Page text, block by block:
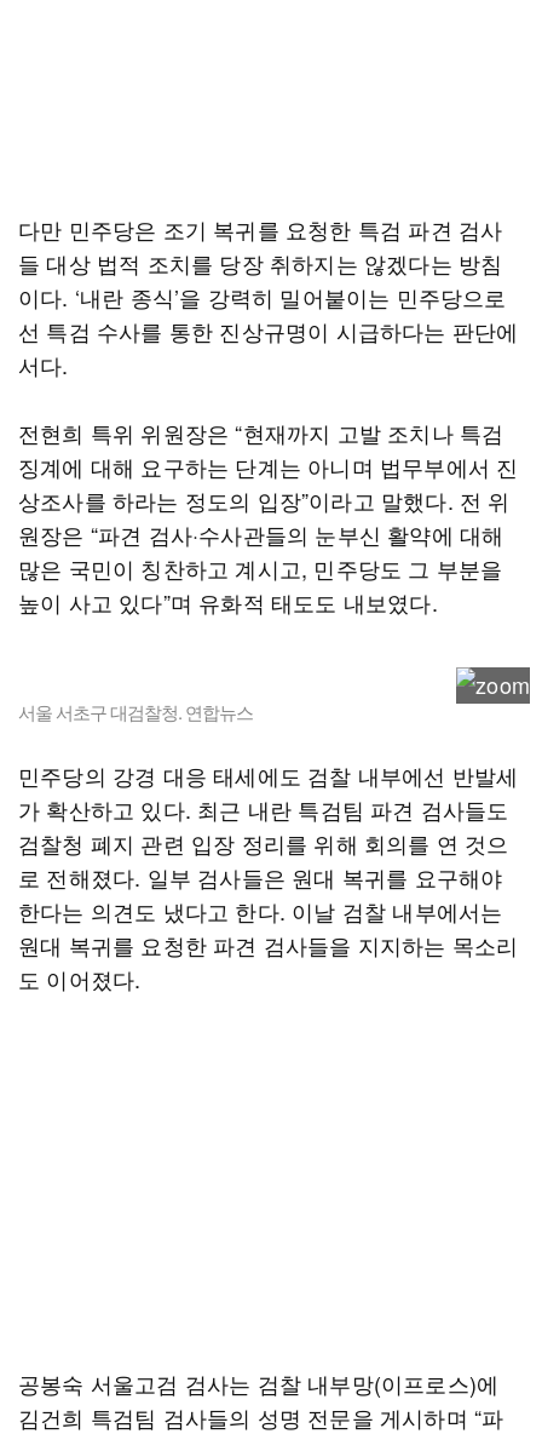
다만 민주당은 조기 복귀를 요청한 특검 파견 검사
들 대상 법적 조치를 당장 취하지는 않겠다는 방침
이다. ‘내란 종식’을 강력히 밀어붙이는 민주당으로
선 특검 수사를 통한 진상규명이 시급하다는 판단에
서다.
전현희 특위 위원장은 “현재까지 고발 조치나 특검
징계에 대해 요구하는 단계는 아니며 법무부에서 진
상조사를 하라는 정도의 입장”이라고 말했다. 전 위
원장은 “파견 검사·수사관들의 눈부신 활약에 대해
많은 국민이 칭찬하고 계시고, 민주당도 그 부분을
높이 사고 있다”며 유화적 태도도 내보였다.
서울 서초구 대검찰청. 연합뉴스
민주당의 강경 대응 태세에도 검찰 내부에선 반발세
가 확산하고 있다. 최근 내란 특검팀 파견 검사들도
검찰청 폐지 관련 입장 정리를 위해 회의를 연 것으
로 전해졌다. 일부 검사들은 원대 복귀를 요구해야
한다는 의견도 냈다고 한다. 이날 검찰 내부에서는
원대 복귀를 요청한 파견 검사들을 지지하는 목소리
도 이어졌다.
공봉숙 서울고검 검사는 검찰 내부망(이프로스)에
김건희 특검팀 검사들의 성명 전문을 게시하며 “파